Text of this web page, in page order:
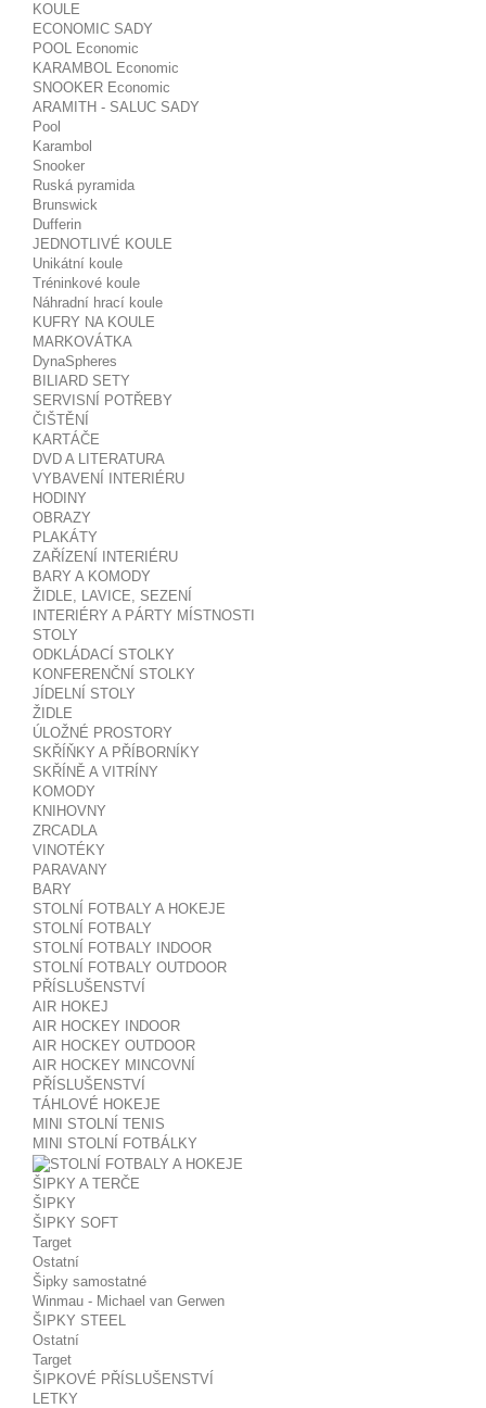
KOULE
ECONOMIC SADY
POOL Economic
KARAMBOL Economic
SNOOKER Economic
ARAMITH - SALUC SADY
Pool
Karambol
Snooker
Ruská pyramida
Brunswick
Dufferin
JEDNOTLIVÉ KOULE
Unikátní koule
Tréninkové koule
Náhradní hrací koule
KUFRY NA KOULE
MARKOVÁTKA
DynaSpheres
BILIARD SETY
SERVISNÍ POTŘEBY
ČIŠTĚNÍ
KARTÁČE
DVD A LITERATURA
VYBAVENÍ INTERIÉRU
HODINY
OBRAZY
PLAKÁTY
ZAŘÍZENÍ INTERIÉRU
BARY A KOMODY
ŽIDLE, LAVICE, SEZENÍ
INTERIÉRY A PÁRTY MÍSTNOSTI
STOLY
ODKLÁDACÍ STOLKY
KONFERENČNÍ STOLKY
JÍDELNÍ STOLY
ŽIDLE
ÚLOŽNÉ PROSTORY
SKŘÍŇKY A PŘÍBORNÍKY
SKŘÍNĚ A VITRÍNY
KOMODY
KNIHOVNY
ZRCADLA
VINOTÉKY
PARAVANY
BARY
STOLNÍ FOTBALY A HOKEJE
STOLNÍ FOTBALY
STOLNÍ FOTBALY INDOOR
STOLNÍ FOTBALY OUTDOOR
PŘÍSLUŠENSTVÍ
AIR HOKEJ
AIR HOCKEY INDOOR
AIR HOCKEY OUTDOOR
AIR HOCKEY MINCOVNÍ
PŘÍSLUŠENSTVÍ
TÁHLOVÉ HOKEJE
MINI STOLNÍ TENIS
MINI STOLNÍ FOTBÁLKY
ŠIPKY A TERČE
ŠIPKY
ŠIPKY SOFT
Target
Ostatní
Šipky samostatné
Winmau - Michael van Gerwen
ŠIPKY STEEL
Ostatní
Target
ŠIPKOVÉ PŘÍSLUŠENSTVÍ
LETKY